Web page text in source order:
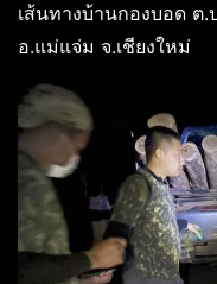
เส้นทางบ้านกองบอด ต
อ.แม่แจ่ม จ.เชียงใหม่